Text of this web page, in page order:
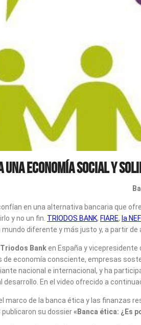
una economía social y
en una alternativa bancaria que
y no un fin. TRIODOS BANK, FIARE, la
diferente y más justo y, a partir
Triodos Banken España y vicepresidente
economía consciente, empresas
nacional e internacional, y ha
En el video ofrecido a
marco de la banca ética y las finanzas
publicaron su dossier«Banca ética: ¿Es